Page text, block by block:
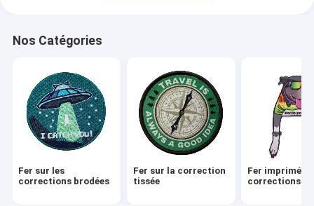
Chaîne principale tissée
Chaînes principales de PVC
Labels d'étiquettes de textile
Correction en caoutchouc de PVC
Nos Catégories
Fer sur les
corrections brodées
Fer sur la correction
tissée
Fer imprimé
corrections